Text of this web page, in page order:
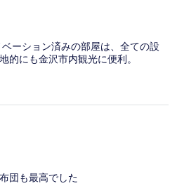
ーション済みの部屋は、全ての設
的にも金沢市内観光に便利。
団も最高でした